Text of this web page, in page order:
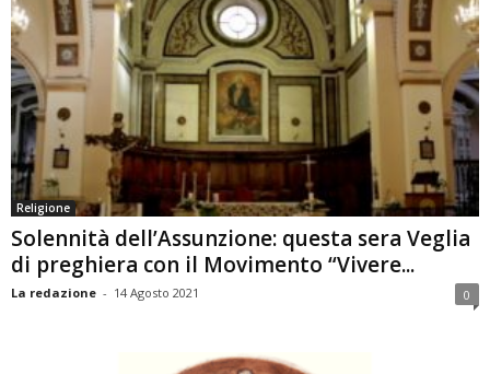
Religione
Solennità dell’Assunzione: questa sera Veglia
di preghiera con il Movimento “Vivere...
La redazione - 14 Agosto 2021 0